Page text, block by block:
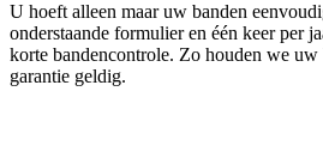
U hoeft alleen maar uw banden
onderstaande formulier en één keer per
korte bandencontrole. Zo houden we
garantie geldig.